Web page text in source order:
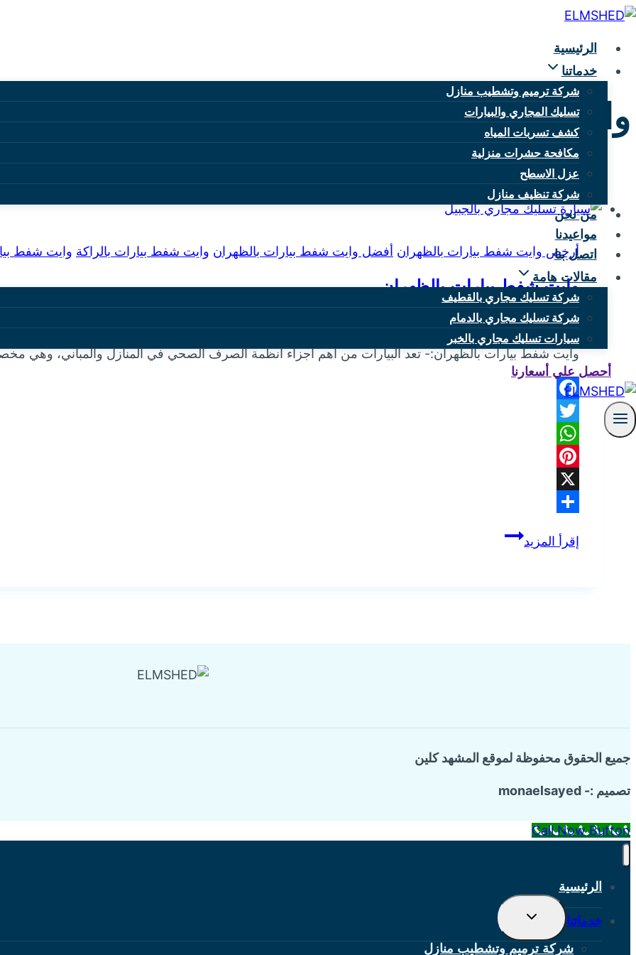
التجاوز
المحتوىالرئيسية
خدماتنا
شركة ترميم وتشطيب منازل
تسليك المجاري والبيارات
كشف تسربات المياه
مكافحة حشرات منزلية
عزل الاسطح
شركة تنظيف منازل
من نحن
مواعيدنا
اتصل بنا
مقالات هامة
شركة تسليك مجاري بالقطيف
شركة تسليك مجاري بالدمام
سيارات تسليك مجاري بالخبر
أحصل علي أسعارنا
وايت شفط بيارات بالراكة
أرخص وايت شفط بيارات بالظهران أفضل وايت شفط بيارات بالظهران وايت شفط بيارات بالراكة وايت شفط
وايت شفط بيارات بالظهران
بواسطةmona يونيو 18, 2025
وايت شفط بيارات بالظهران:- تعد البيارات من أهم أجزاء أنظمة الصرف الصحي في المنازل والمباني، وهي
Facebook
Twitter
WhatsApp
Pinterest
X
إقرأ المزيدوايت
جميع الحقوق محفوظة لموقع المشهد كلين
تصميم :- monaelsayed
Call Now Button
الرئيسية
خدماتنا
تبديل
القائمة
شركة ترميم وتشطيب منازل